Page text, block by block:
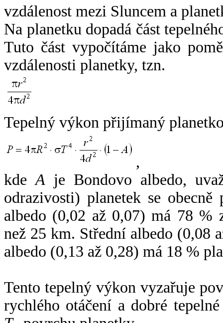
vzdálenost mezi Sluncem a
Na planetku dopadá část
Tuto část vypočítáme jako
vzdálenosti planetky, tzn.
Tepelný výkon přijímaný
,
kdeA je Bondovo albedo,
odrazivosti) planetek se
albedo (0,02 až 0,07) má 78 %
než 25 km. Střední albedo (0,08
albedo (0,13 až 0,28) má 18 %
Tento tepelný výkon vyzařuje
rychlého otáčení a dobré